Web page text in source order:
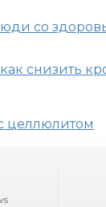
со
снизить
целлюлитом